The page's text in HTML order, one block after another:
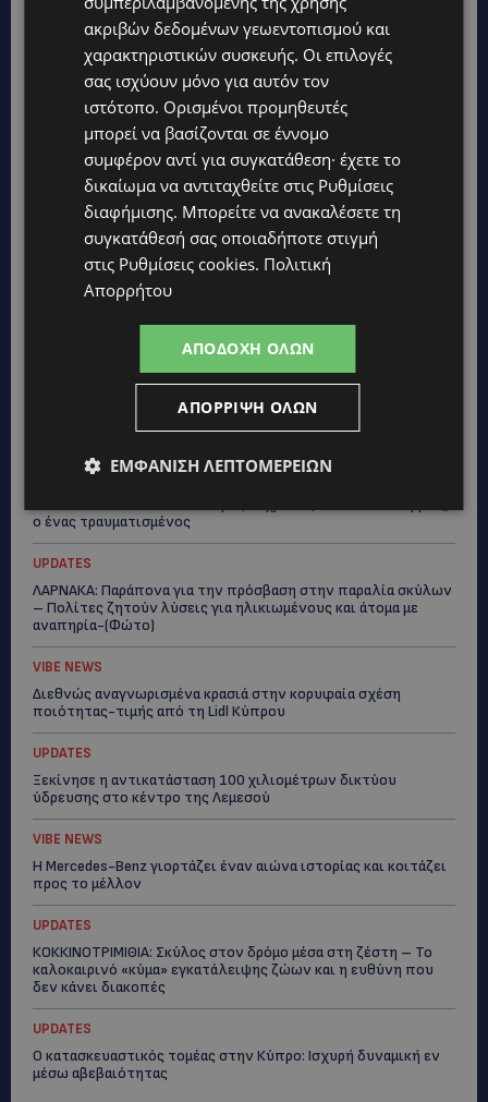
PERNERA BEACH HOTEL: Εκλεκτές παρουσίες στα 50 χρόνια
ενός ιστορικού ξενοδοχείου-Ποιους είδαμε
UPDATES
ο ένας τραυματισμένος
UPDATES
ΛΑΡΝΑΚΑ: Παράπονα για την πρόσβαση στην παραλία σκύλων
– Πολίτες ζητούν λύσεις για ηλικιωμένους και άτομα με
αναπηρία-(Φώτο)
VIBE NEWS
Διεθνώς αναγνωρισμένα κρασιά στην κορυφαία σχέση
ποιότητας-τιμής από τη Lidl Κύπρου
UPDATES
Ξεκίνησε η αντικατάσταση 100 χιλιομέτρων δικτύου
ύδρευσης στο κέντρο της Λεμεσού
VIBE NEWS
Η Mercedes-Benz γιορτάζει έναν αιώνα ιστορίας και κοιτάζει
προς το μέλλον
UPDATES
ΚΟΚΚΙΝΟΤΡΙΜΙΘΙΑ: Σκύλος στον δρόμο μέσα στη ζέστη – Το
καλοκαιρινό «κύμα» εγκατάλειψης ζώων και η ευθύνη που
δεν κάνει διακοπές
UPDATES
Ο κατασκευαστικός τομέας στην Κύπρο: Ισχυρή δυναμική εν
μέσω αβεβαιότητας
ακριβών δεδομένων γεωεντοπισμού και
χαρακτηριστικών συσκευής. Οι επιλογές
σας ισχύουν μόνο για αυτόν τον
ιστότοπο. Ορισμένοι προμηθευτές
μπορεί να βασίζονται σε έννομο
συμφέρον αντί για συγκατάθεση· έχετε το
δικαίωμα να αντιταχθείτε στις Ρυθμίσεις
διαφήμισης. Μπορείτε να ανακαλέσετε τη
συγκατάθεσή σας οποιαδήποτε στιγμή
στις Ρυθμίσεις cookies. Πολιτική
Απορρήτου
ΑΠΟΔΟΧΉ ΌΛΩΝ
ΑΠΌΡΡΙΨΗ ΌΛΩΝ
ΕΜΦΆΝΙΣΗ ΛΕΠΤΟΜΕΡΕΙΏΝ